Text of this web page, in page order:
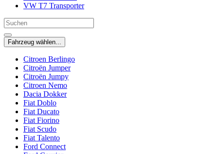
VW T7 Transporter
Fahrzeug wählen...
Citroen Berlingo
Citroën Jumper
Citroën Jumpy
Citroen Nemo
Dacia Dokker
Fiat Doblo
Fiat Ducato
Fiat Fiorino
Fiat Scudo
Fiat Talento
Ford Connect